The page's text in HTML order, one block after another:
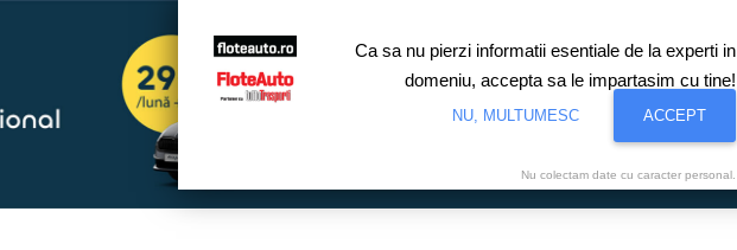
Ca sa nu pierzi informatii esentiale de la experti in
domeniu, accepta sa le impartasim cu tine!
NU, MULTUMESC ACCEPT
Nu colectam date cu caracter personal.